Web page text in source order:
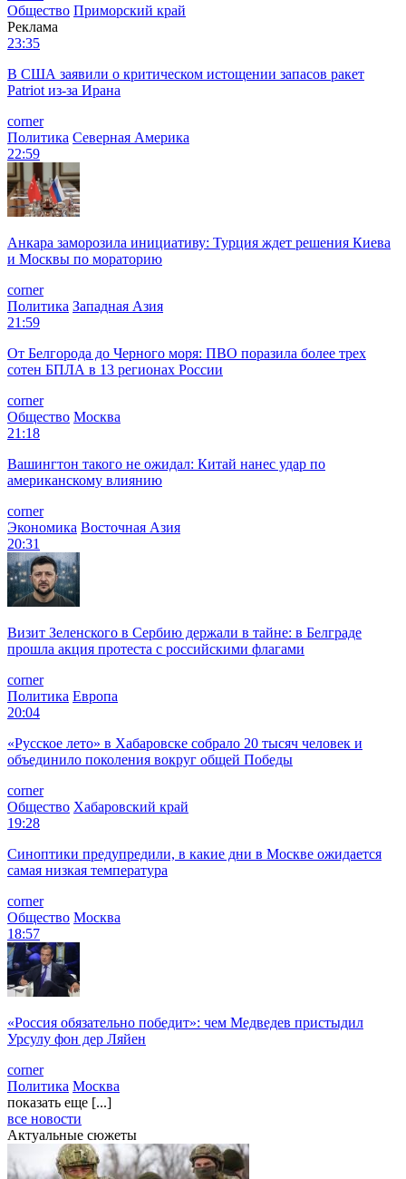
Общество Приморский край
Реклама
23:35
В США заявили о критическом истощении запасов ракет
Patriot из-за Ирана
corner
Политика Северная Америка
22:59
Анкара заморозила инициативу: Турция ждет решения Киева
и Москвы по мораторию
corner
Политика Западная Азия
21:59
От Белгорода до Черного моря: ПВО поразила более трех
сотен БПЛА в 13 регионах России
corner
Общество Москва
21:18
Вашингтон такого не ожидал: Китай нанес удар по
американскому влиянию
corner
Экономика Восточная Азия
20:31
Визит Зеленского в Сербию держали в тайне: в Белграде
прошла акция протеста с российскими флагами
corner
Политика Европа
20:04
«Русское лето» в Хабаровске собрало 20 тысяч человек и
объединило поколения вокруг общей Победы
corner
Общество Хабаровский край
19:28
Синоптики предупредили, в какие дни в Москве ожидается
самая низкая температура
corner
Общество Москва
18:57
«Россия обязательно победит»: чем Медведев пристыдил
Урсулу фон дер Ляйен
corner
Политика Москва
показать еще [...]
все новости
Актуальные сюжеты